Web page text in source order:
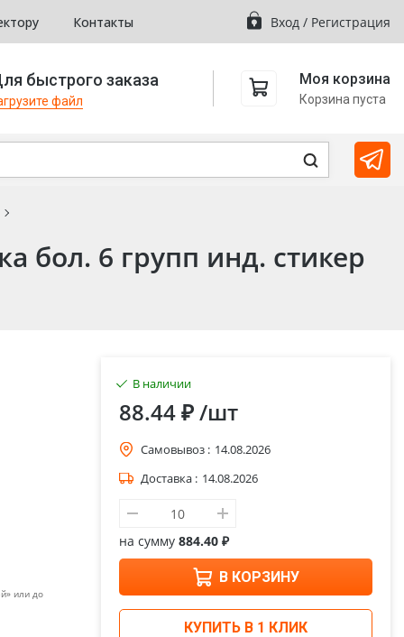
Контакты Вход / Регистрация
быстрого заказа
файл
Моя корзина
Корзина пуста
бол. 6 групп инд. стикер
или до
В наличии
88.44 ₽/шт
Самовывоз : 14.08.2026
Доставка : 14.08.2026
на сумму 884.40 ₽
В КОРЗИНУ
КУПИТЬ В 1 КЛИК